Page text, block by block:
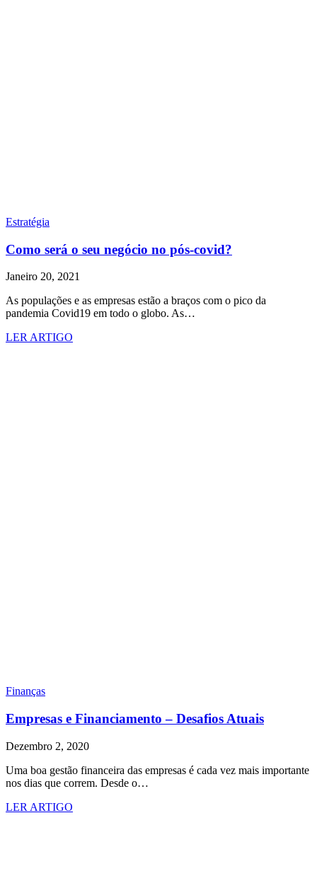
Estratégia
Como será o seu negócio no pós-covid?
Janeiro 20, 2021
As populações e as empresas estão a braços com o pico da
pandemia Covid19 em todo o globo. As…
LER ARTIGO
Finanças
Empresas e Financiamento – Desafios Atuais
Dezembro 2, 2020
Uma boa gestão financeira das empresas é cada vez mais importante
nos dias que correm. Desde o…
LER ARTIGO